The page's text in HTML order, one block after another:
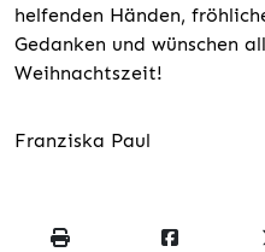
helfenden Händen,
Gedanken und wünschen
Weihnachtszeit!
Franziska Paul